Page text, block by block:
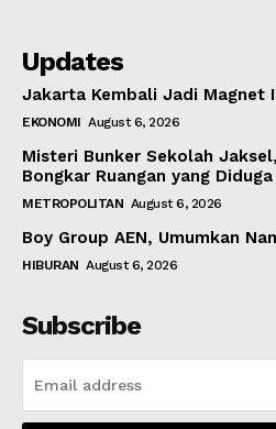
Updates
Jakarta Kembali Jadi Magnet
EKONOMI August 6, 2026
Misteri Bunker Sekolah
Bongkar Ruangan yang
METROPOLITAN August 6, 2026
Boy Group AEN, Umumkan
HIBURAN August 6, 2026
Subscribe